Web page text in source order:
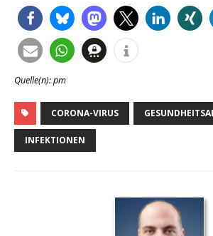
Quelle(n): pm
CORONA-VIRUS
INFEKTIONEN